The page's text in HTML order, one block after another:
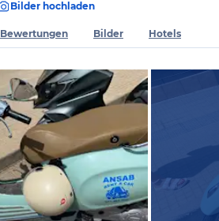
Bilder hochladen
Bewertungen Bilder Hotels